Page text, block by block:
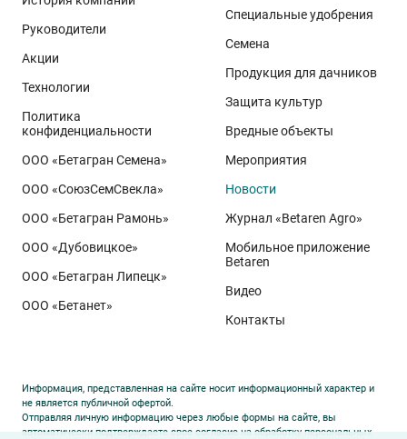
условий Приволжского федерального округа. Они
демонстрируют, что потенциал интенсивного сорта
реализуется при грамотном управлении
технологией: сбалансированном минеральном
питании, эффективной защите растений и точном
относится к новому поколению сортов орловского
биотипа озимой пшеницы. Это достижение
департамента селекции и семеноводства «Щёлково
Агрохим». Ей принадлежит рекорд
полученный в Орловской области в 2025 году.
Ермоловка максимально отзывчива на приёмы
интенсификации. Внесена в Государственный реестр
массивный поникающий колос и высокая
озернённость – до50–80
30у традиционных сортов. Именно такая
Руководители
Акции
Технологии
Политика
конфиденциальности
ООО «Бетагран Семена»
ООО «СоюзСемСвекла»
ООО «Бетагран Рамонь»
ООО «Дубовицкое»
ООО «Бетагран Липецк»
ООО «Бетанет»
Специальные удобрения
Семена
Продукция для дачников
Защита культур
Вредные объекты
Мероприятия
Новости
Журнал «Betaren Agro»
Мобильное приложение
Betaren
Видео
Контакты
Информация, представленная на сайте носит информационный характер и
не является публичной офертой.
Отправляя личную информацию через любые формы на сайте, вы
автоматически подтверждаете свое согласие на обработку персональных